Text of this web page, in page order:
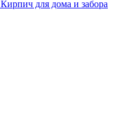
Кирпич для дома и забора